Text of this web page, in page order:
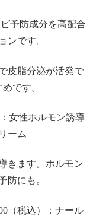
予防成分を高配合
ンです。
皮脂分泌が活発で
です。
女性ホルモン誘導
ーム
きます。ホルモン
防にも。
（税込）：ナール